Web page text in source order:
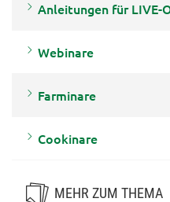
Anleitungen für LIVE-
Webinare
Farminare
Cookinare
MEHR ZUM THEMA